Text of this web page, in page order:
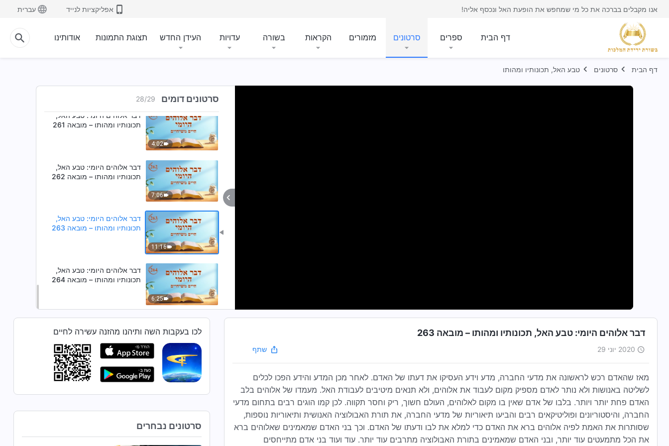
אנו מקבלים בברכה את כל מי שמחפש את הופעת האל ונכסף אליה! אפליקציות לנייד עברית
דף הבית ספרים סרטונים מזמורים הקראות בשורה עדויות העידן החדש תצוגת התמונות אודותינו
דף הבית סרטונים טבע האל, תכונותיו ומהותו
סרטונים דומים 28/29
4:08
דבר אלוהים היומי: טבע האל,
4:02
דבר אלוהים היומי: טבע האל,
תכונותיו ומהותו – מובאה 261
7:06
דבר אלוהים היומי: טבע האל,
תכונותיו ומהותו – מובאה 262
11:16
דבר אלוהים היומי: טבע האל,
תכונותיו ומהותו – מובאה 263
6:25
דבר אלוהים היומי: טבע האל,
תכונותיו ומהותו – מובאה 264
דבר אלוהים היומי: טבע האל, תכונותיו ומהותו – מובאה 263
2020 יוני 29 שתף
מאז שהאדם רכש לראשונה את מדעי החברה, מדע וידע העסיקו את דעתו של האדם. לאחר מכן המדע והידע הפכו לכלים
לשליטה באנושות ולא נותר לאדם מספיק מקום לעבוד את אלוהים, ולא תנאים מיטיבים לעבודת האל. מעמדו של אלוהים בלב
האדם פחת יותר ויותר. בלבו של אדם שאין בו מקום לאלוהים, העולם חשוך, ריק וחסר תקווה. לכן קמו הוגים רבים בתחום מדעי
החברה, והיסטוריונים ופוליטיקאים רבים והביעו תיאוריות של מדעי החברה, את תורת האבולוציה האנושית ותיאוריות נוספות,
שסותרות את האמת לפיה אלוהים ברא את האדם כדי למלא את לבו ודעתו של האדם. וכך בני האדם שמאמינים שאלוהים ברא
את הכל מתמעטים עוד יותר, ובני האדם שמאמינים בתורת האבולוציה מתרבים עוד יותר. עוד ועוד בני אדם מתייחסים
לכו בעקבות השה ותיהנו מהזנה עשירה לחיים
סרטונים נבחרים